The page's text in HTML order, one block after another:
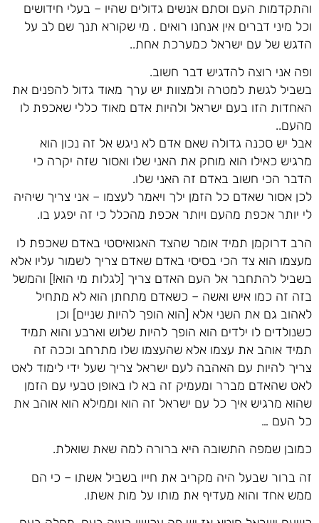
והתקדמות העם וסתם אנשים גדולים שהיו – בעלי חידושים
וכל מיני דברים אין אנחנו רואים . מי שקורא תנך שם לב על
הדגש של עם ישראל כמערכת אחת..
ופה אני רוצה להדגיש דבר חשוב.
בשביל לגשת למטרה ולמצוות יש ערך מאוד גדול להפנים את
האחדות הזו בעם ישראל ולהיות אדם מאוד כללי שאכפת לו
מהעם..
אבל יש סכנה גדולה שאם אדם לא ניגש אל זה נכון הוא
מרגיש כאילו הוא מוחק את האני שלו ואסור שזה יקרה כי
הדבר הכי חשוב באדם זה האני שלו.
לכן אסור שאדם כל הזמן ילך ויאמר לעצמו – אני צריך שיהיה
לי יותר אכפת מהעם ויותר אכפת מהכלל כי זה יפגע בו.
הרב דרוקמן תמיד אומר שהצד האגואיסטי באדם שאכפת לו
מעצמו הוא צד הכי בסיסי באדם שאדם צריך לשמור עליו אלא
בשביל להתחבר אל העם האדם צריך [לגלות מי הוא!] והמשל
בזה זה כמו איש ואשה – כשאדם מתחתן הוא לא מתחיל
לאהוב גם את השני אלא [הוא הופך להיות שניים] וכן
כשנולדים לו ילדים הוא הופך להיות שלוש וארבע והוא תמיד
תמיד אוהב את עצמו אלא שהעצמו שלו מתרחב וככה זה
צריך להיות עם האהבה לעם ישראל צריך שעל ידי לימוד לאט
לאט שהאדם מברר ומעמיק זה בא לו באופן טבעי עם הזמן
שהוא מרגיש איך כל עם ישראל זה הוא וממילא הוא אוהב את
כל העם …
כמובן שמפה התשובה היא ברורה למה שאת שואלת.
זה ברור שבעל היה מקריב את חייו בשביל אשתו – כי הם
ממש אחד והוא מעדיף את מותו על מות אשתו.